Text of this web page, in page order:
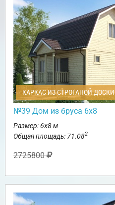
КАРКАС ИЗ СТРОГАНОЙ ДОСКИ
№39 Дом из бруса 6х8
Размер: 6х8 м
Общая площадь: 71.082
2725800